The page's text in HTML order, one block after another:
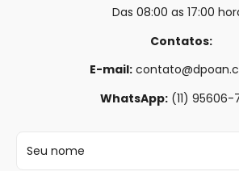
Das 08:00 as 17:00
Contatos:
E-mail:
WhatsApp:(11) 95606-
Seu nome